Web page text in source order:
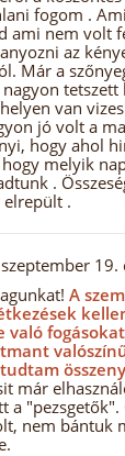
fogom .
ami nem volt
az
Már a
van
jó volt a
hogy ahol
melyik
.
elrepült .
19.
A
már
"pezsgetők".
nem bántuk